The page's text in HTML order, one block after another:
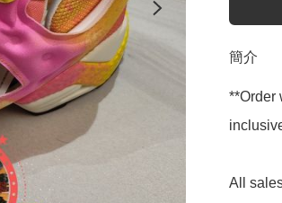
簡介
**Order
All